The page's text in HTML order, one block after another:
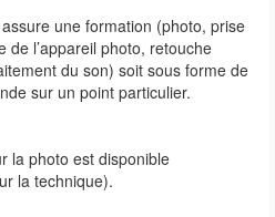
une formation (photo, prise
l’appareil photo, retouche
du son) soit sous forme de
sur un point particulier.
la photo est disponible
la technique).